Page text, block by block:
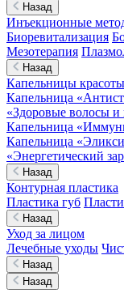
Назад
Инъекционные
Биоревитализация
Мезотерапия
Назад
Капельницы
Капельница
«Здоровые волосы и
Капельница
Капельница
«Энергетический
Назад
Контурная пластика
Пластика губ
Назад
Уход за лицом
Лечебные уходы
Назад
Назад